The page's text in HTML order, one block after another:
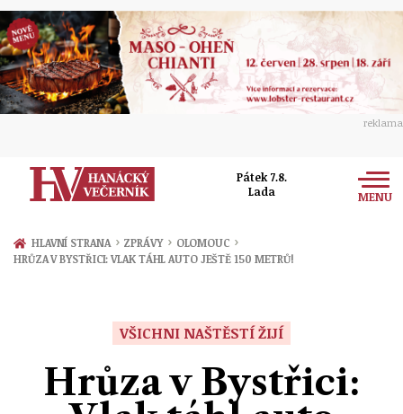
reklama
Pátek 7.8.
Lada
MENU
Zprávy
Přerov
Ekonomika
Divadlo
Ženy
Sport
HLAVNÍ STRANA › ZPRÁVY › OLOMOUC ›
HRŮZA V BYSTŘICI: VLAK TÁHL AUTO JEŠTĚ 150 METRŮ!
VŠICHNI NAŠTĚSTÍ ŽIJÍ
Hrůza v Bystřici: